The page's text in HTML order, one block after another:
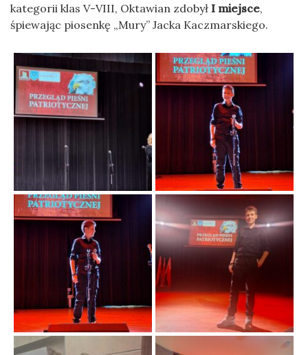
kategorii klas V-VIII, Oktawian zdobył I miejsce,
śpiewając piosenkę „Mury” Jacka Kaczmarskiego.